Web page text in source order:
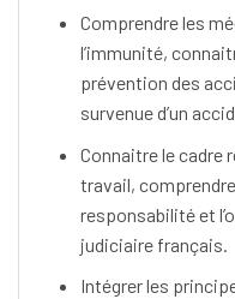
Comprendre les
l’immunité,
prévention des
survenue d’un
Connaitre le cadre
travail,
responsabilité et
judiciaire français.
Intégrer les